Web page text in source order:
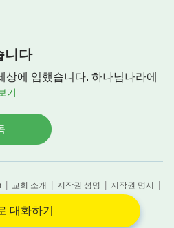
니다
에 임했습니다. 하나님나라에
기
| 교회 소개 | 저작권 성명 | 저작권 명시 |
에서 인용하였습니다.
대화하기